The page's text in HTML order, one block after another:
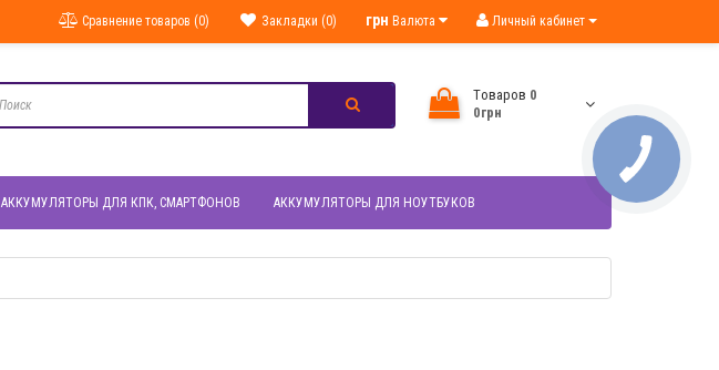
Личный кабинет
грн Валюта
Закладки (0)
Сравнение товаров (0)
Tоваров 0
0грн
АККУМУЛЯТОРЫ ДЛЯ КПК, СМАРТФОНОВ АККУМУЛЯТОРЫ ДЛЯ НОУТБУКОВ